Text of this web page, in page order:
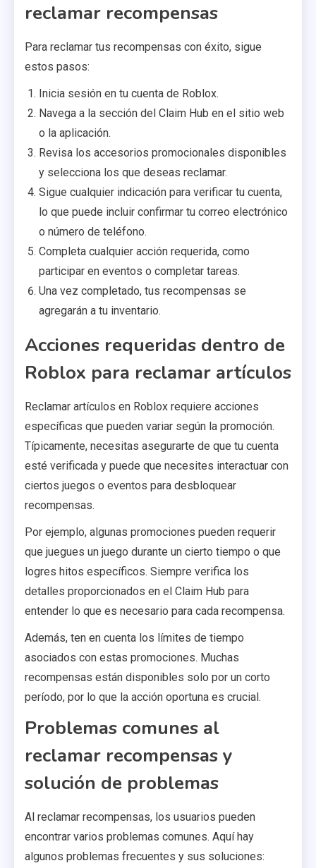
reclamar recompensas
Para reclamar tus recompensas con éxito, sigue
estos pasos:
Inicia sesión en tu cuenta de Roblox.
Navega a la sección del Claim Hub en el sitio web
o la aplicación.
Revisa los accesorios promocionales disponibles
y selecciona los que deseas reclamar.
Sigue cualquier indicación para verificar tu cuenta,
lo que puede incluir confirmar tu correo electrónico
o número de teléfono.
Completa cualquier acción requerida, como
participar en eventos o completar tareas.
Una vez completado, tus recompensas se
agregarán a tu inventario.
Acciones requeridas dentro de
Roblox para reclamar artículos
Reclamar artículos en Roblox requiere acciones
específicas que pueden variar según la promoción.
Típicamente, necesitas asegurarte de que tu cuenta
esté verificada y puede que necesites interactuar con
ciertos juegos o eventos para desbloquear
recompensas.
Por ejemplo, algunas promociones pueden requerir
que juegues un juego durante un cierto tiempo o que
logres hitos específicos. Siempre verifica los
detalles proporcionados en el Claim Hub para
entender lo que es necesario para cada recompensa.
Además, ten en cuenta los límites de tiempo
asociados con estas promociones. Muchas
recompensas están disponibles solo por un corto
período, por lo que la acción oportuna es crucial.
Problemas comunes al
reclamar recompensas y
solución de problemas
Al reclamar recompensas, los usuarios pueden
encontrar varios problemas comunes. Aquí hay
algunos problemas frecuentes y sus soluciones: